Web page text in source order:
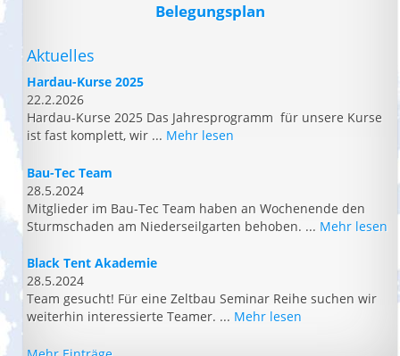
Belegungsplan
Aktuelles
Hardau-Kurse 2025
22.2.2026
Hardau-Kurse 2025 Das Jahresprogramm für unsere Kurse
ist fast komplett, wir ... Mehr lesen
Bau-Tec Team
28.5.2024
Mitglieder im Bau-Tec Team haben an Wochenende den
Sturmschaden am Niederseilgarten behoben. ... Mehr lesen
Black Tent Akademie
28.5.2024
Team gesucht! Für eine Zeltbau Seminar Reihe suchen wir
weiterhin interessierte Teamer. ... Mehr lesen